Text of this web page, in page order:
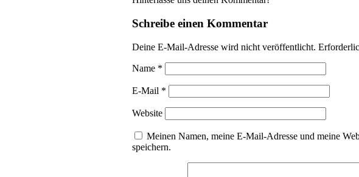
Schreibe einen Kommentar
Deine E-Mail-Adresse wird nicht veröffentlicht.
Name *
E-Mail *
Website
Meinen Namen, meine E-Mail-Adresse und meine
speichern.